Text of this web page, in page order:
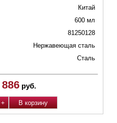
Китай
600 мл
81250128
Нержавеющая сталь
Сталь
886 руб.